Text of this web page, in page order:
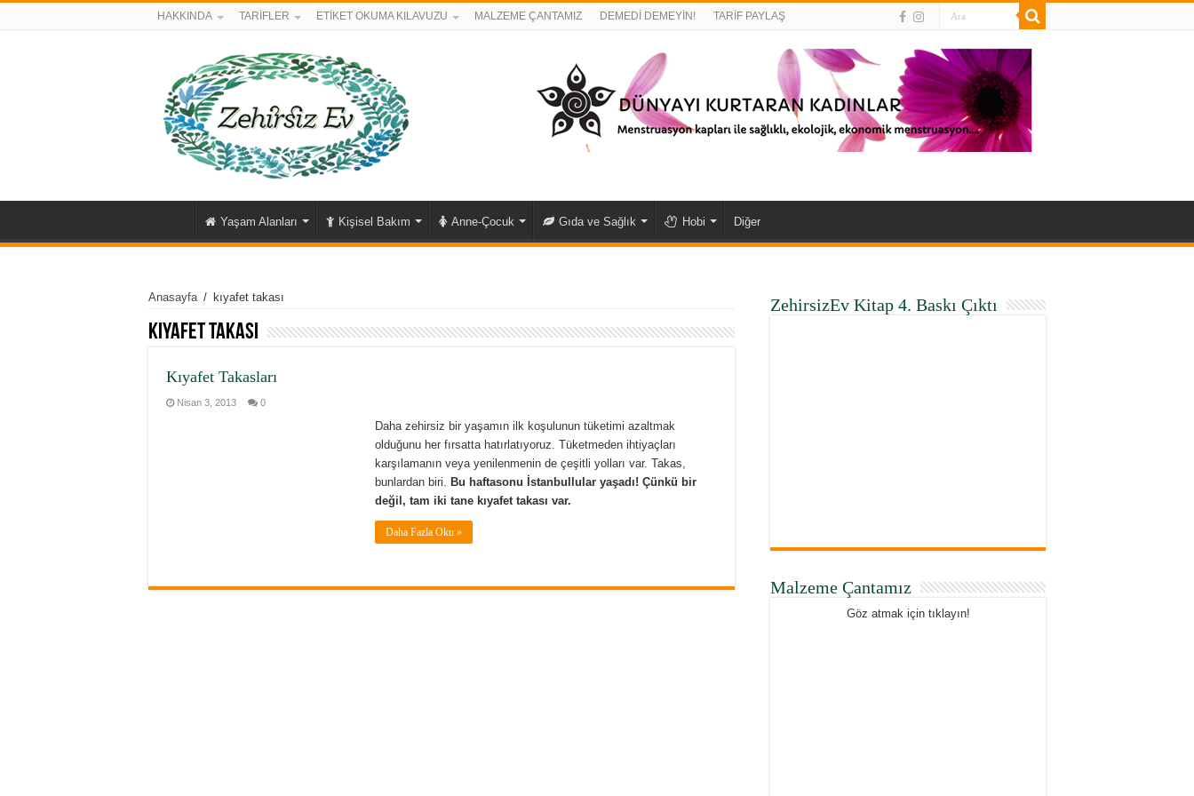
HAKKINDA TARİFLER ETİKET OKUMA KILAVUZU MALZEME ÇANTAMIZ DEMEDİ DEMEYİN! TARİF PAYLAŞ
Yaşam Alanları Kişisel Bakım Anne-Çocuk Gıda ve Sağlık Hobi Diğer
Anasayfa / kıyafet takası
kıyafet takası
Kıyafet Takasları
Nisan 3, 2013 0
Daha zehirsiz bir yaşamın ilk koşulunun tüketimi azaltmak
olduğunu her fırsatta hatırlatıyoruz. Tüketmeden ihtiyaçları
karşılamanın veya yenilenmenin de çeşitli yolları var. Takas,
bunlardan biri. Bu haftasonu İstanbullular yaşadı! Çünkü bir
değil, tam iki tane kıyafet takası var.
Daha Fazla Oku »
ZehirsizEv Kitap 4. Baskı Çıktı
Malzeme Çantamız
Göz atmak için tıklayın!